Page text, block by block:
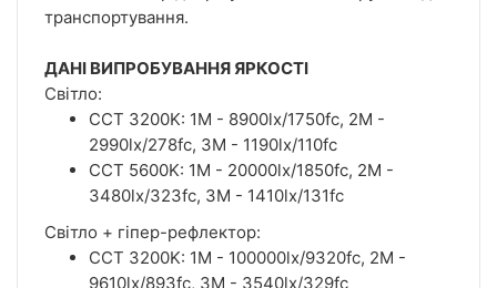
транспортування.
ДАНІ ВИПРОБУВАННЯ ЯРКОСТІ
Світло:
CCT 3200K: 1M - 8900lx/1750fc, 2М -
2990lx/278fc, 3М - 1190lx/110fc
CCT 5600K: 1М - 20000lx/1850fc, 2М -
3480lx/323fc, 3М - 1410lx/131fc
Світло + гіпер-рефлектор:
CCT 3200K: 1M - 100000lx/9320fc, 2М -
9610lx/893fc, 3М - 3540lx/329fc